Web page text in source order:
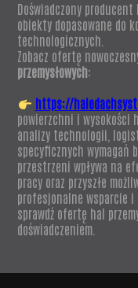
Doświadczony
obiekty dopasowane do
technologicznych.
Zobacz ofertę
przemysłowych:
https://
powierzchni i wysokości
analizy technologii,
specyficznych wymagań
przestrzeni wpływa na
pracy oraz przyszłe
profesjonalne wsparcie i
sprawdź ofertę hal
doświadczeniem.